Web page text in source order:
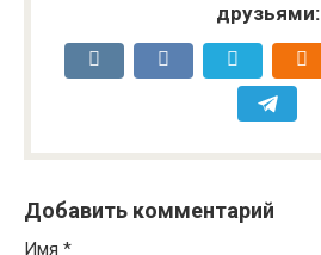
друзьями:
Добавить комментарий
Имя *